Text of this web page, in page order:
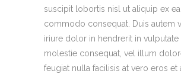
suscipit lobortis nisl ut aliquip ex ea
commodo consequat. Duis autem
iriure dolor in hendrerit in vulputate
molestie consequat, vel illum
feugiat nulla facilisis at vero eros et